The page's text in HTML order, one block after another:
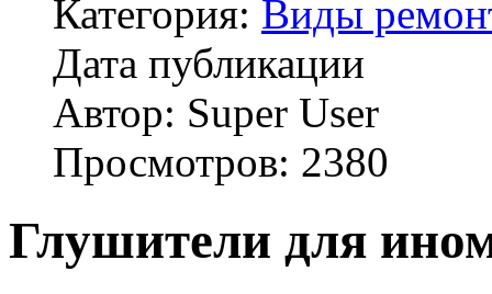
Категория: Виды
Дата публикации
Автор: Super User
Просмотров: 2380
Глушители для